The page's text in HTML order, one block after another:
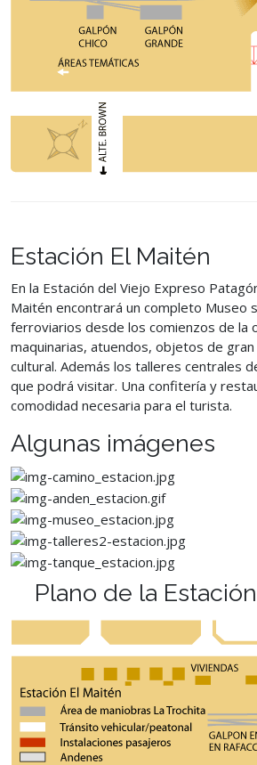
Estación El Maitén
En la Estación del Viejo Expreso
Maitén encontrará un completo Museo
ferroviarios desde los comienzos de la
maquinarias, atuendos, objetos de
cultural. Además los talleres centrales
que podrá visitar. Una confitería y
comodidad necesaria para el turista.
Algunas imágenes
Plano de la